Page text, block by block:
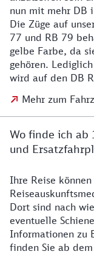
nun mit mehr DB
Die Züge auf
77 und RB 79
gelbe Farbe, da
gehören.
wird auf den DB
Mehr zum
Wo finde ich ab
und
Details zu
Ihre Reise
Dort sind nach
eventuelle
Informationen zu
finden Sie ab